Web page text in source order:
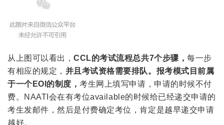
从上图可以看出，CCL的考试流程总共7个步骤，每一步
有相应的规定， 并且考试资格需要排队。 报考模式目前属
于一个EOI的制度，考生网上填写申请，申请的时候不付
费。NAATI会在有考位available的时候给已经递交申请的
考生发邮件，然后是付费确定考位，肯定是越早递交申请
越好。